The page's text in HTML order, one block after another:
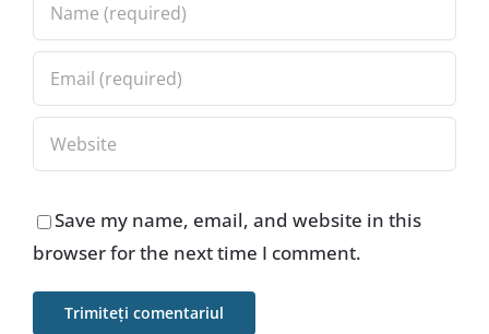
Save my name, email, and website in this
browser for the next time I comment.